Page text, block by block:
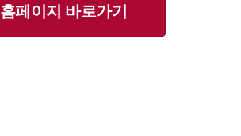
홈페이지 바로가기